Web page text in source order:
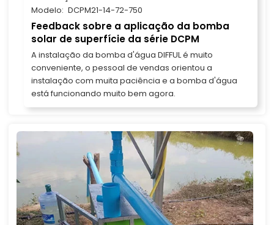
Modelo: DCPM21-14-72-750
Feedback sobre a aplicação da bomba
solar de superfície da série DCPM
A instalação da bomba d'água DIFFUL é muito
conveniente, o pessoal de vendas orientou a
instalação com muita paciência e a bomba d'água
está funcionando muito bem agora.